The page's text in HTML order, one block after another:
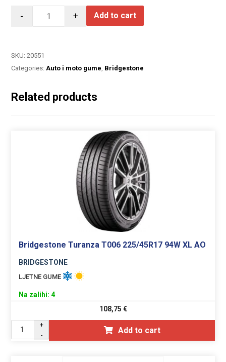
- + Add to cart
SKU:20551
Categories:Auto i moto gume, Bridgestone
Related products
Bridgestone Turanza T006 225/45R17 94W XL AO
BRIDGESTONE
LJETNE GUME
Na zalihi: 4
108,75 €
+
-
Add to cart